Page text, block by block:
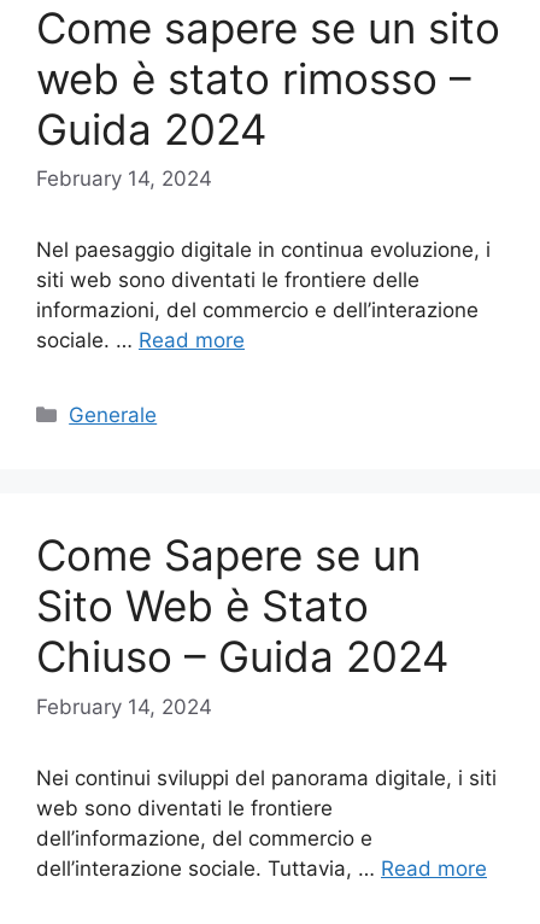
Come sapere se un sito
web è stato rimosso –
Guida 2024
February 14, 2024
Nel paesaggio digitale in continua evoluzione, i
siti web sono diventati le frontiere delle
informazioni, del commercio e dell’interazione
sociale. … Read more
Categories
Generale
Come Sapere se un
Sito Web è Stato
Chiuso – Guida 2024
February 14, 2024
Nei continui sviluppi del panorama digitale, i siti
web sono diventati le frontiere
dell’informazione, del commercio e
dell’interazione sociale. Tuttavia, … Read more